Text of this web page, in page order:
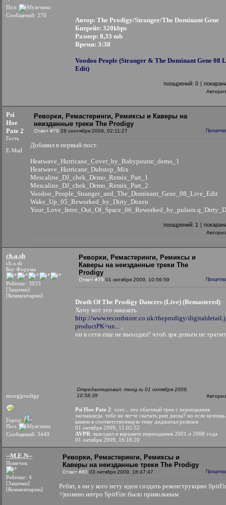
Пол:
Сообщений: 270
Автор: The Prodigy/Stranger/The Dominant Gene
Битрейт: 320kbps
Размер: 8,33 mb
Время: 3:38
Voodoo People (Stranger & The Dominant Gene 08
Edit)
поощрений: 0 |
Psi
Hoe
Pate 2
Гость
E-Mail
Реворки, Ремастеринги, Ремиксы и Каверы на
неизданные треки The Prodigy
Ответ #78 29 сентября 2009, 02:11:27
Добавил в первый пост:
Heatwave_Hurricane_Cover_by_Babypoutre_demo_1
Heatwave_Hurricane_Dubstep_Mix
Mescaline_DJ_chek_Demo_Remix_Part_1
Mescaline_DJ_chek_Demo_Remix_Part_2
Voodoo_People_Stranger_and_The_Dominant_Gene_08_Live_Edit
Wake_Up_05_Reworked_by_Dirty_Dozen
поощрений: 1 |
ch.a.sh
ch.a.sh
Бог Форума
Рейтинг: 3033
[Заценки]
[Комментарии]
moog|prodigy
Город:
Пол:
Сообщений: 3449
Реворки, Ремастеринги, Ремиксы и
Каверы на неизданные треки The
Prodigy
Ответ #79 01 октября 2009, 10:56:59
Death Of The Prodigy Dancers (Live) (Remastered)
Хочу вот это заказать
http://www.recordstore.co.uk/theprodigy/
productPK=un... ,
он в сети еще не выходил? чтоб зря деньги не
Отредактировал: moog.ru 01 октября 2009,
10:58:39
Psi Hoe Pate 2: ээээ... это обычный трек с переиздания
экспандеда. тебе не легче скачать рип диска? но если
кинем в соответствующую тему диджитал релизов
01 октября 2009, 11:02:52
AVPR: выходил в варианте переиздания 2001 и 2008 года
01 октября 2009, 16:18:20
--M.E.N--
Новичок
Рейтинг: 4
[Заценки]
[Комментарии]
Реворки, Ремастеринги, Ремиксы и
Каверы на неизданные треки The Prodigy
Ответ #80 03 октября 2009, 18:47:47
Ребят, а ни у кого нету идеи создать реконструкцию
=)помню интро SpitFire было прикольным